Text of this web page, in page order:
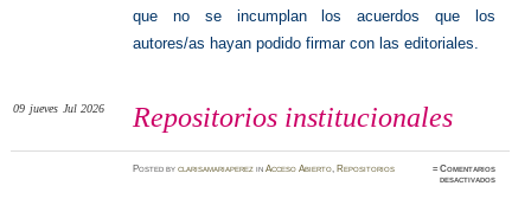
que no se incumplan los acuerdos que los
autores/as hayan podido firmar con las editoriales.
Repositorios institucionales
09 jueves Jul 2026
Postedbyclarisamariaperez inAcceso Abierto, Repositorios ≈Comentarios
desactivadosen